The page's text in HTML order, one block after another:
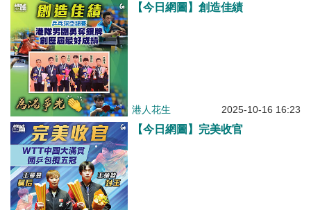
【今日網圖】創造佳績
港人花生 2025-10-16 16:23
【今日網圖】完美收官